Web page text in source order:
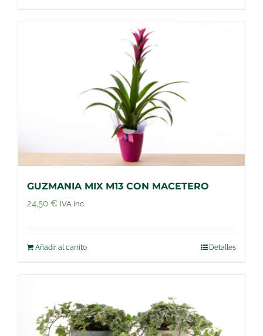
GUZMANIA MIX M13 CON MACETERO
24,50 € IVA inc.
Añadir al carrito Detalles